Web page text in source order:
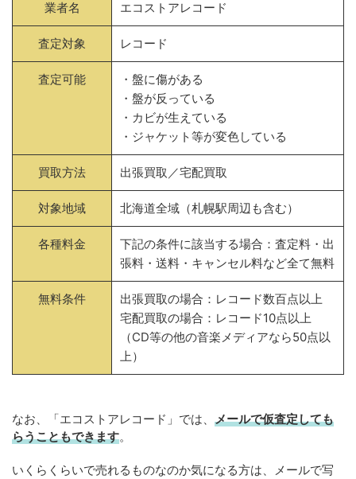
業者名 エコストアレコード
査定対象 レコード
査定可能
・盤に傷がある
・盤が反っている
・カビが生えている
・ジャケット等が変色している
買取方法 出張買取／宅配買取
対象地域 北海道全域（札幌駅周辺も含む）
各種料金
下記の条件に該当する場合：査定料・出
張料・送料・キャンセル料など全て無料
無料条件
出張買取の場合：レコード数百点以上
宅配買取の場合：レコード10点以上
（CD等の他の音楽メディアなら50点以
上）
なお、「エコストアレコード」では、 メールで仮査定しても
らうこともできます。
いくらくらいで売れるものなのか気になる方は、メールで写